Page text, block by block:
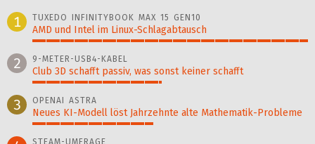
1
TUXEDO INFINITYBOOK MAX 15 GEN10
AMD und Intel im Linux-Schlagabtausch
2 9-METER-USB4-KABEL
Club 3D schafft passiv, was sonst keiner schafft
3 OPENAI ASTRA
Neues KI-Modell löst Jahr­zehn­te alte Ma­thematik-Pro­ble­me